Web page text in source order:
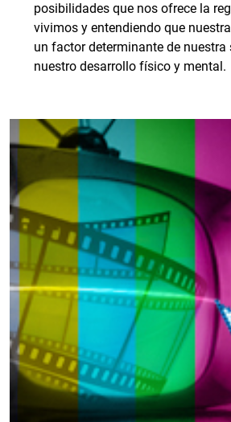
posibilidades que nos ofrece la
vivimos y entendiendo que
un factor determinante de nuestra
nuestro desarrollo físico y mental.